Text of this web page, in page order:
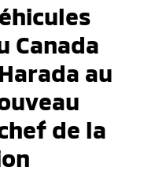
Canada
au
de la